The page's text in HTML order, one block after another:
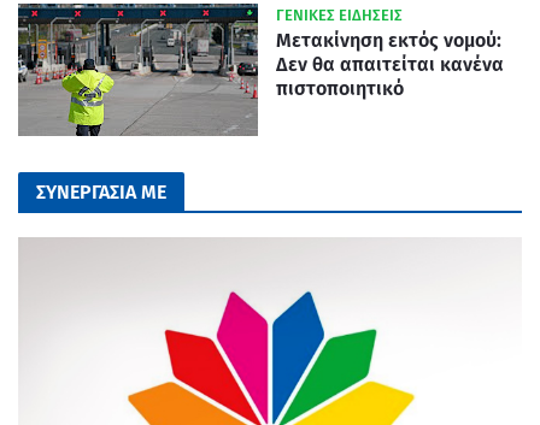
ΓΕΝΙΚΕΣ ΕΙΔΗΣΕΙΣ
Μετακίνηση εκτός νομού:
Δεν θα απαιτείται κανένα
πιστοποιητικό
ΣΥΝΕΡΓΑΣΙΑ ΜΕ